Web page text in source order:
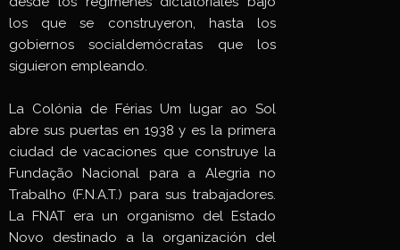
los que se construyeron, hasta los
gobiernos socialdemócratas que los
siguieron empleando.
La Colónia de Férias Um lugar ao Sol
abre sus puertas en 1938 y es la primera
ciudad de vacaciones que construye la
Fundação Nacional para a Alegria no
Trabalho (F.N.A.T.) para sus trabajadores.
La FNAT era un organismo del Estado
Novo destinado a la organización del